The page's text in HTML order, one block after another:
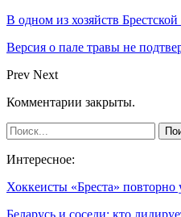
В одном из хозяйств
Версия о пале травы не
Prev Next
Комментарии закрыты.
Интересное:
Хоккеисты «Бреста»
Беларусь и соседи: кто